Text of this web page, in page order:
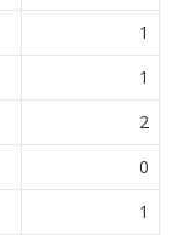
1
1
2
0
1